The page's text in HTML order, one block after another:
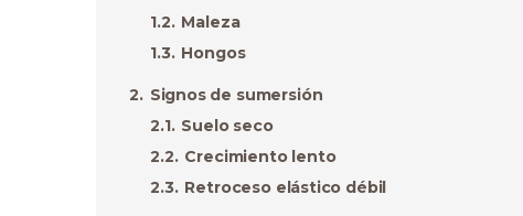
Maleza
Hongos
Signos de sumersión
Suelo seco
Crecimiento lento
Retroceso elástico débil